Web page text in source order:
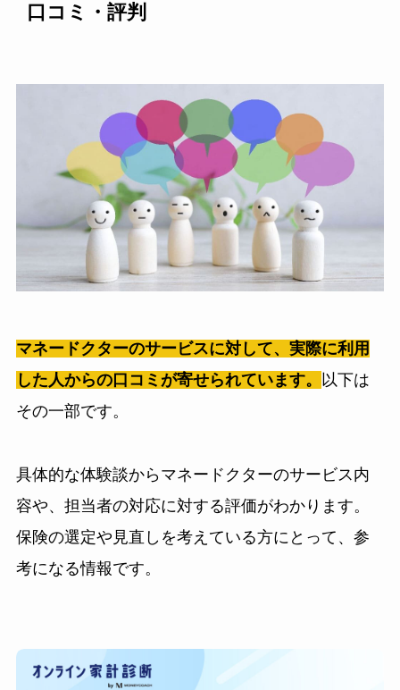
口コミ・評判
マネードクターのサービスに対して、実際に利用
した人からの口コミが寄せられています。 以下は
その一部です。
具体的な体験談からマネードクターのサービス内
容や、担当者の対応に対する評価がわかります。
保険の選定や見直しを考えている方にとって、参
考になる情報です。